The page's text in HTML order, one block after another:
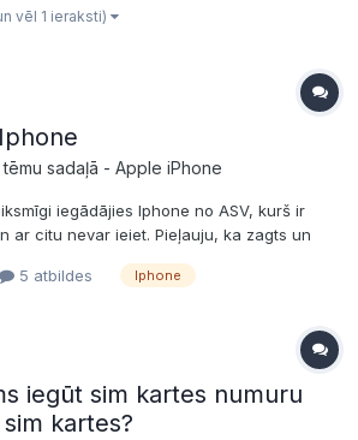
vēl 1 ieraksti)
sadaļā - Apple iPhone
iegādājies Iphone no ASV, kurš ir
ar citu nevar ieiet. Pieļauju, ka zagts un
Ir cilvēki, kas ar ko tādu nodarbojas?
5 atbildes Iphone
iegūt sim kartes numuru
kartes?